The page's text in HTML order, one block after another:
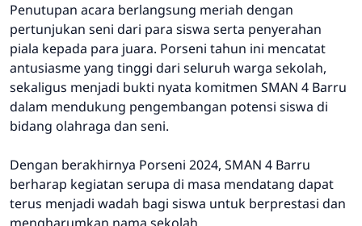
Penutupan acara berlangsung meriah dengan
pertunjukan seni dari para siswa serta penyerahan
piala kepada para juara. Porseni tahun ini mencatat
antusiasme yang tinggi dari seluruh warga sekolah,
sekaligus menjadi bukti nyata komitmen SMAN 4 Barru
dalam mendukung pengembangan potensi siswa di
bidang olahraga dan seni.
Dengan berakhirnya Porseni 2024, SMAN 4 Barru
berharap kegiatan serupa di masa mendatang dapat
terus menjadi wadah bagi siswa untuk berprestasi dan